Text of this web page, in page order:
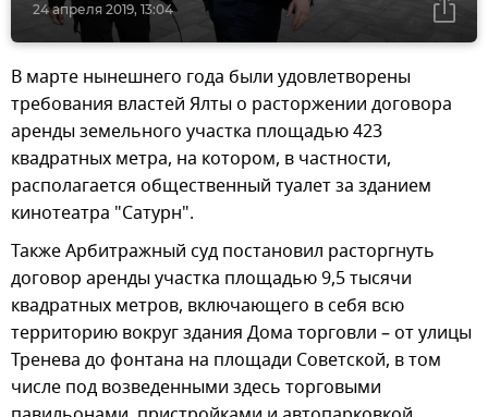
24 апреля 2019, 13:04
В марте нынешнего года были удовлетворены
требования властей Ялты о расторжении договора
аренды земельного участка площадью 423
квадратных метра, на котором, в частности,
располагается общественный туалет за зданием
кинотеатра "Сатурн".
Также Арбитражный суд постановил расторгнуть
договор аренды участка площадью 9,5 тысячи
квадратных метров, включающего в себя всю
территорию вокруг здания Дома торговли – от улицы
Тренева до фонтана на площади Советской, в том
числе под возведенными здесь торговыми